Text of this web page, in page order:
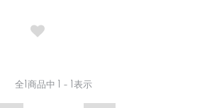
全 商品中 1 - 1 表示